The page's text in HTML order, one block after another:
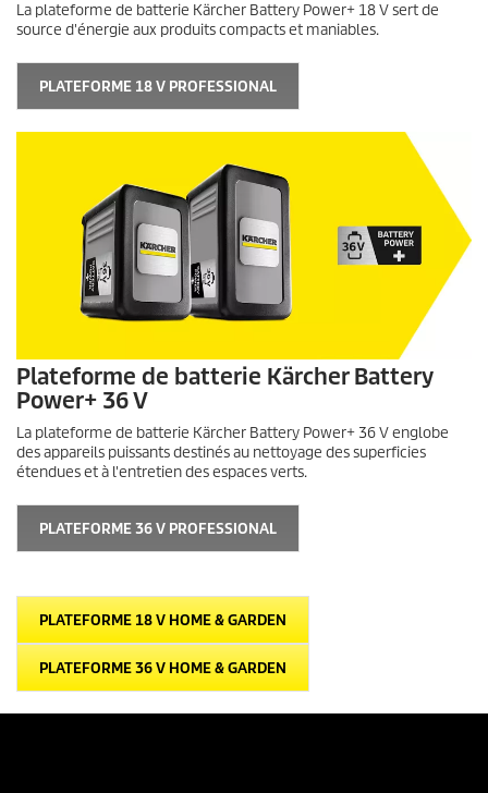
La plateforme de batterie Kärcher Battery Power+ 18 V sert de
source d'énergie aux produits compacts et maniables.
PLATEFORME 18 V PROFESSIONAL
Plateforme de batterie Kärcher Battery
Power+ 36 V
La plateforme de batterie Kärcher Battery Power+ 36 V englobe
des appareils puissants destinés au nettoyage des superficies
étendues et à l'entretien des espaces verts.
PLATEFORME 36 V PROFESSIONAL
PLATEFORME 18 V HOME & GARDEN
PLATEFORME 36 V HOME & GARDEN